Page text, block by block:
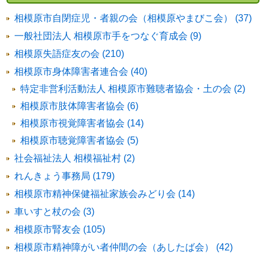
相模原市自閉症児・者親の会（相模原やまびこ会） (37)
一般社団法人 相模原市手をつなぐ育成会 (9)
相模原失語症友の会 (210)
相模原市身体障害者連合会 (40)
特定非営利活動法人 相模原市難聴者協会・土の会 (2)
相模原市肢体障害者協会 (6)
相模原市視覚障害者協会 (14)
相模原市聴覚障害者協会 (5)
社会福祉法人 相模福祉村 (2)
れんきょう事務局 (179)
相模原市精神保健福祉家族会みどり会 (14)
車いすと杖の会 (3)
相模原市腎友会 (105)
相模原市精神障がい者仲間の会（あしたば会） (42)